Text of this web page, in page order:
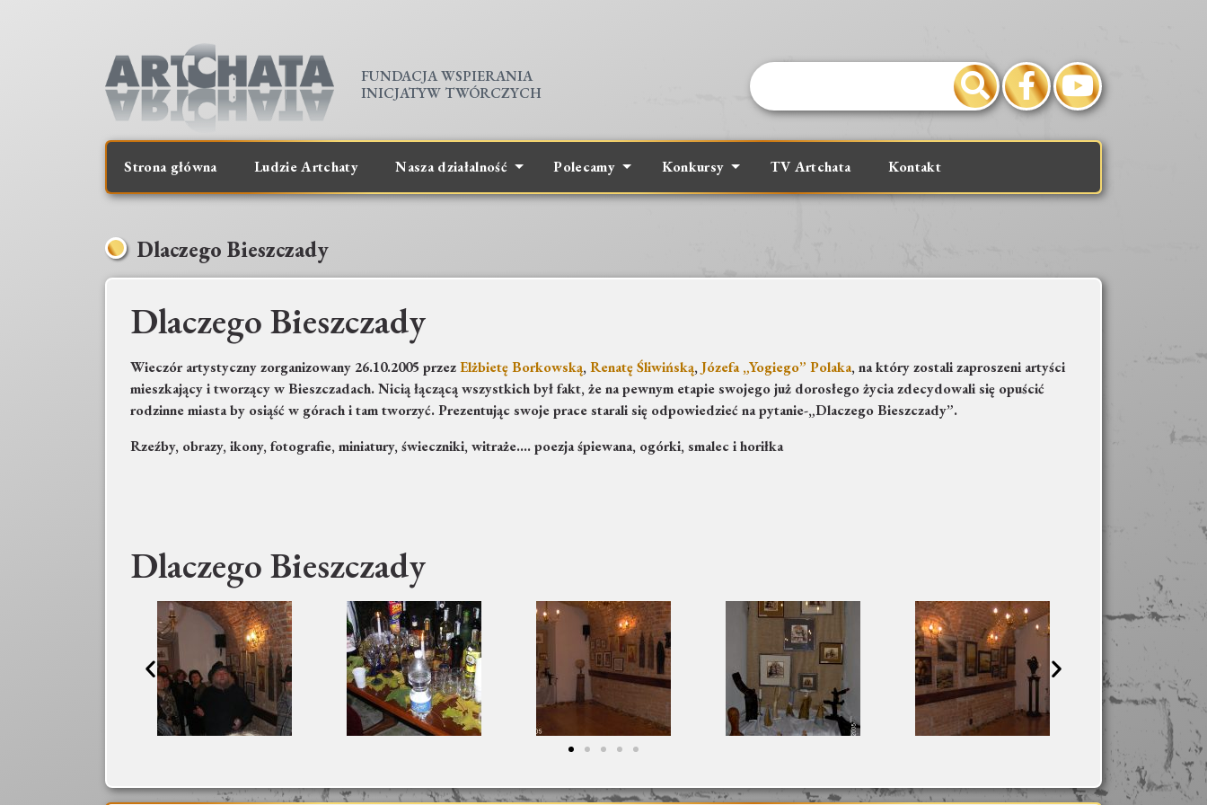
FUNDACJA WSPIERANIA
INICJATYW TWÓRCZYCH
Strona główna Ludzie Artchaty Nasza działalność Polecamy Konkursy TV Artchata Kontakt
Dlaczego Bieszczady
Dlaczego Bieszczady
Wieczór artystyczny zorganizowany 26.10.2005 przezElżbietę Borkowską, Renatę Śliwińską, Józefa „Yogiego” Polaka, na który zostali zaproszeni artyści
mieszkający i tworzący w Bieszczadach. Nicią łączącą wszystkich był fakt, że na pewnym etapie swojego już dorosłego życia zdecydowali się opuścić
rodzinne miasta by osiąść w górach i tam tworzyć. Prezentując swoje prace starali się odpowiedzieć na pytanie-„Dlaczego Bieszczady”.
Rzeźby, obrazy, ikony, fotografie, miniatury, świeczniki, witraże…. poezja śpiewana, ogórki, smalec i horiłka
Dlaczego Bieszczady